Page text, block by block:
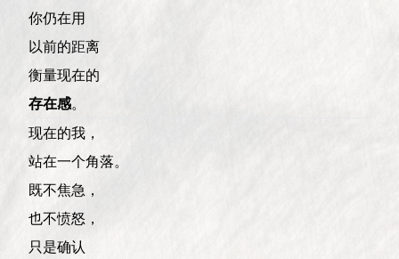
你仍在用
以前的距离
衡量现在的
存在感。
现在的我，
站在一个角落。
既不焦急，
也不愤怒，
只是确认